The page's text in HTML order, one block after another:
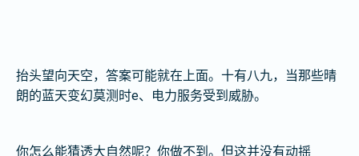
抬头望向天空，答案可能就在上面。十有八九，当那些晴
朗的蓝天变幻莫测时e、电力服务受到威胁。
你怎么能猜透大自然呢？你做不到。但这并没有动摇